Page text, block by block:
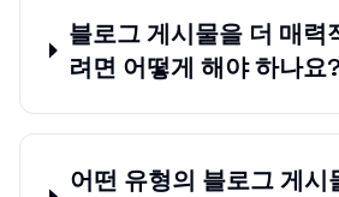
블로그 게시물을 더 매력
려면 어떻게 해야 하나요?
어떤 유형의 블로그 게시